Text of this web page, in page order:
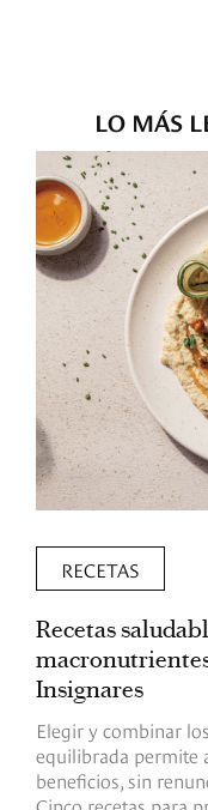
LO MÁS
RECETAS
Recetas
Insignares
Elegir y combinar
equilibrada permite
beneficios, sin
Cinco recetas para